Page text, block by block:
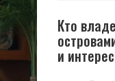
Кто
и